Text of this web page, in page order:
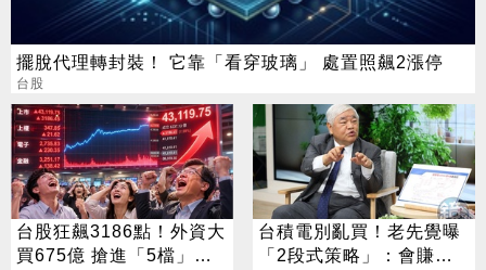
擺脫代理轉封裝！ 它靠「看穿玻璃」 處置照飆2漲停
台股
台股狂飆3186點！外資大
買675億 搶進「5檔」
台積電別亂買！老先覺曝
「2段式策略」：會賺也